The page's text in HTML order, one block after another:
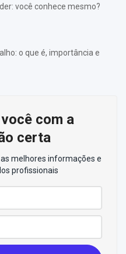
você conhece mesmo?
o que é, importância e
com a
certa
melhores informações e
profissionais